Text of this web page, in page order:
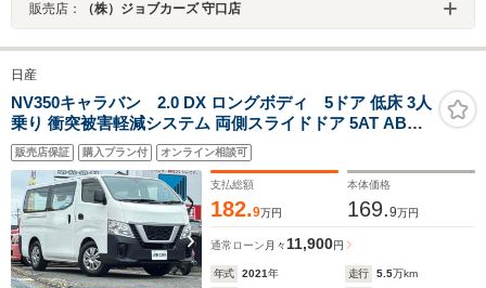
販売店： （株）ジョブカーズ 守口店
日産
NV350キャラバン 2.0 DX ロングボディ 5ドア 低床 3人
乗り 衝突被害軽減システム 両側スライドドア 5AT ABS
ESC エアコン パワーステアリング パワーウィンドウ 運
転席エアバッグ 助手席エアバッグ キーレスエントリー 盗
難防止システム 定期点検記録簿
販売店保証 購入プラン付 オンライン相談可
支払総額
182.9万円
本体価格
169.9万円
通常ローン 月々 11,900円
年式 2021年 走行 5.5万km